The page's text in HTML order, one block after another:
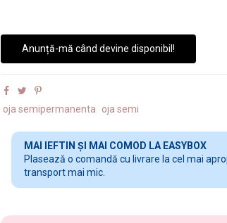
Anunță-mă când devine disponibil!
oja semipermanenta oja semi
MAI IEFTIN ȘI MAI COMOD LA EASYBOX
Plasează o comandă cu livrare la cel mai
transport mai mic.